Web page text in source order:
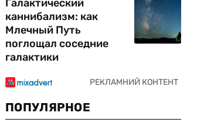
Галактический
каннибализм: как
Млечный Путь
поглощал соседние
галактики
ПОПУЛЯРНОЕ